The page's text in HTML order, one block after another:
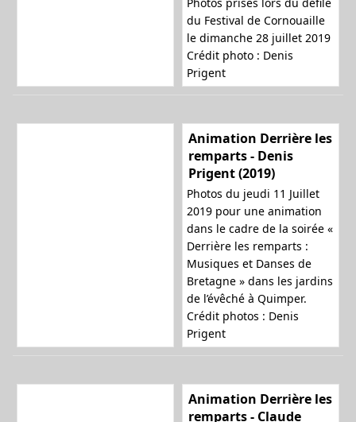
du Festival de Cornouaille
le dimanche 28 juillet 2019
Crédit photo : Denis
Prigent
Animation Derrière les
remparts - Denis
Prigent (2019)
Photos du jeudi 11 Juillet
2019 pour une animation
dans le cadre de la soirée «
Derrière les remparts :
Musiques et Danses de
Bretagne » dans les jardins
de l’évêché à Quimper.
Crédit photos : Denis
Prigent
Animation Derrière les
remparts - Claude